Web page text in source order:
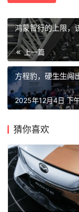
鸿蒙智行的上限，
上一篇
方程豹，硬生生闯
2025年12月4日 下
猜你喜欢